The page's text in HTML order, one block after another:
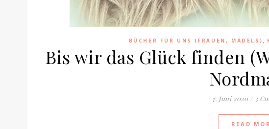
BÜCHER FÜR UNS (FRAUEN, MÄDELS) ,
Bis wir das Glück finden
7. Juni 2020 / 3
READ